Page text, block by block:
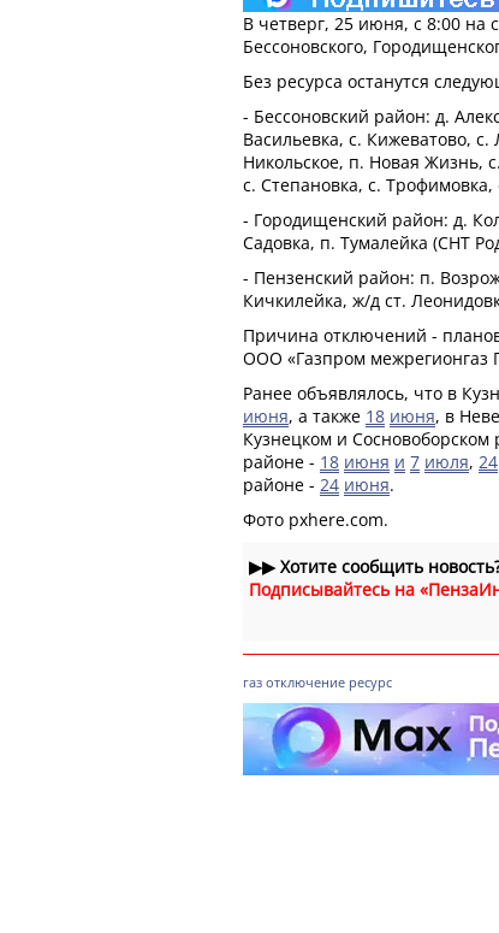
В четверг, 25 июня, с 8:00 на
Бессоновского,
Без ресурса останутся
- Бессоновский район: д.
Васильевка, с. Кижеватово, с.
Никольское, п. Новая Жизнь,
с. Степановка, с.
- Городищенский район: д.
Садовка, п. Тумалейка (СНТ
- Пензенский район: п.
Кичкилейка, ж/д ст.
Причина отключений -
ООО «Газпром межрегионгаз
Ранее объявлялось, что в
июня, а также 18 июня, в
Кузнецком и Сосновоборском
районе - 18 июня и 7 июля, 24
районе - 24 июня.
Фото pxhere.com.
▶▶Хотите сообщить
Подписывайтесь на
газ отключение ресурс